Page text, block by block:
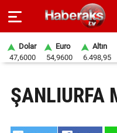
SPOR
YAŞAM
Dolar
47,6000
Euro
54,9600
Altın
6.498,95
ŞANLIURFA